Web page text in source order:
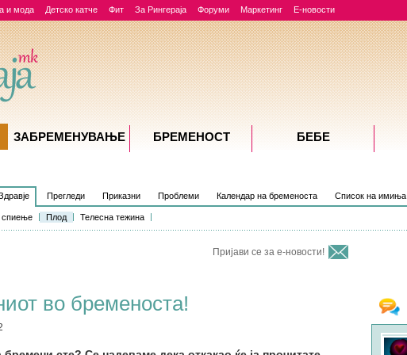
и мода Детско катче Фит За Рингераја Форуми Маркетинг Е-новости
Плод Телесна тежина
Прегледи Приказни Проблеми Календар на бременоста Список на имиња
Пријави се за е-новости!
во бременоста!
RE: Трудници, што јадевте
ЗАБРЕМЕНУВАЊE БРЕМЕНОСТ БЕБЕ